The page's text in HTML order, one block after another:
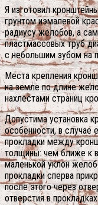
Я изготовил
грунтом иэмалевой
радиусу желобов, а
пластмассовых труб
с небольшим зубом на
Места крепления
на земле по длине
нахлестами страниц
Допустима установка
особенности, в случае
прокладки между
толщины: чем ближе к
маленькой уклон
прокладки сперва
после этого через
отверстия в